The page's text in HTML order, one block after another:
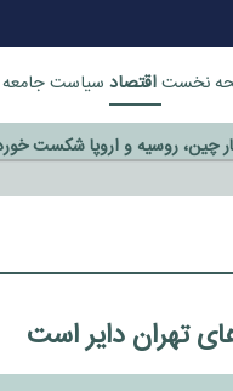
نخستاقتصاد سیاستجامعه
چین، روسیه و اروپا شکست
تهران دایر است